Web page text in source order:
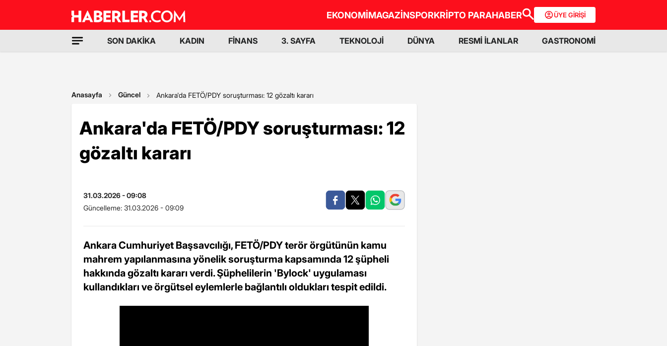
EKONOMİMAGAZİNSPORKRİPTO PARAHABER ÜYE GİRİŞİ
SON DAKİKA KADIN FİNANS 3. SAYFA TEKNOLOJİ DÜNYA RESMİ İLANLAR GASTRONOMİ
Anasayfa Güncel Ankara'da FETÖ/PDY soruşturması: 12 gözaltı kararı
Ankara'da FETÖ/PDY soruşturması: 12
gözaltı kararı
31.03.2026 - 09:08
Güncelleme: 31.03.2026 - 09:09
Ankara Cumhuriyet Başsavcılığı, FETÖ/PDY terör örgütünün kamu
mahrem yapılanmasına yönelik soruşturma kapsamında 12 şüpheli
hakkında gözaltı kararı verdi. Şüphelilerin 'Bylock' uygulaması
kullandıkları ve örgütsel eylemlerle bağlantılı oldukları tespit edildi.